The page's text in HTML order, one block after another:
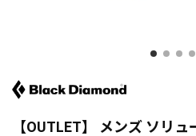
【OUTLET】 メンズ ソリュ